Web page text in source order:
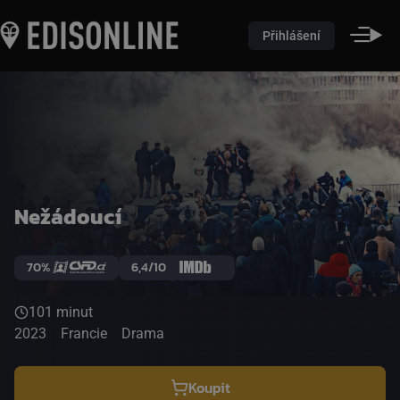
Přihlášení
Nežádoucí
70% 6,4/10
101 minut
2023
Francie Drama
Koupit